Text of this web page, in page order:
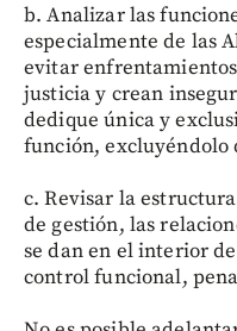
b. Analizar las
especialmente de las
evitar
justicia y crean
dedique única y
función,
c. Revisar la
de gestión, las
se dan en el interior
control funcional,